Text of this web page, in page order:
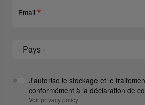
Email
Pays
Pays
J'autorise le stockage et le
conformément à la déclaration de
Voir privacy policy